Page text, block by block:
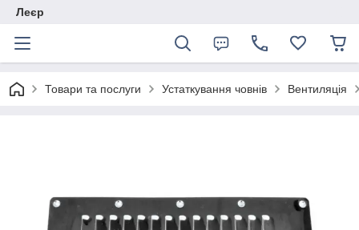
Леєр
Товари та послуги Устаткування човнів Вентиляція